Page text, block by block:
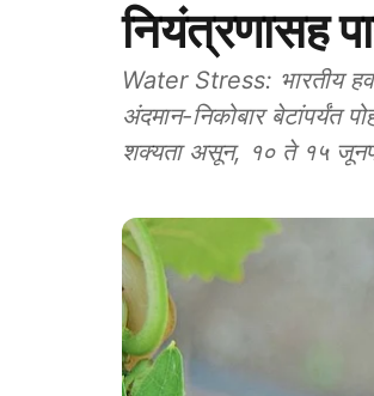
नियंत्रणासह
Water Stress: भारतीय
अंदमान-निकोबार बेटांपर्यंत
शक्यता असून, १० ते १५